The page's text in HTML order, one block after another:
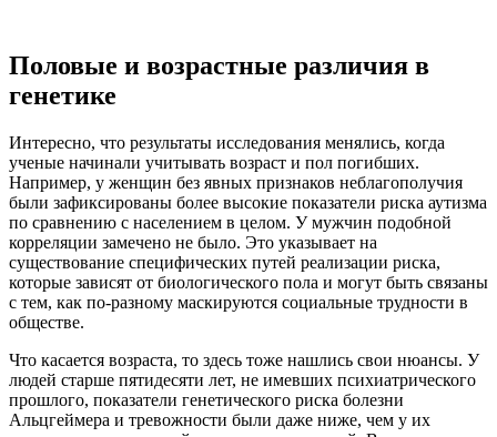
Половые и возрастные различия в
генетике
Интересно, что результаты исследования менялись, когда
ученые начинали учитывать возраст и пол погибших.
Например, у женщин без явных признаков неблагополучия
были зафиксированы более высокие показатели риска аутизма
по сравнению с населением в целом. У мужчин подобной
корреляции замечено не было. Это указывает на
существование специфических путей реализации риска,
которые зависят от биологического пола и могут быть связаны
с тем, как по-разному маскируются социальные трудности в
обществе.
Что касается возраста, то здесь тоже нашлись свои нюансы. У
людей старше пятидесяти лет, не имевших психиатрического
прошлого, показатели генетического риска болезни
Альцгеймера и тревожности были даже ниже, чем у их